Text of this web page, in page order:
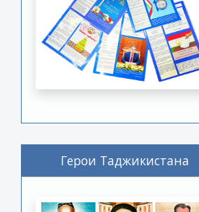
Герои Таджикистана